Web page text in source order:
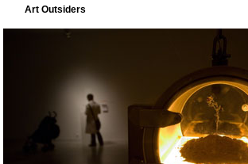
Art Outsiders